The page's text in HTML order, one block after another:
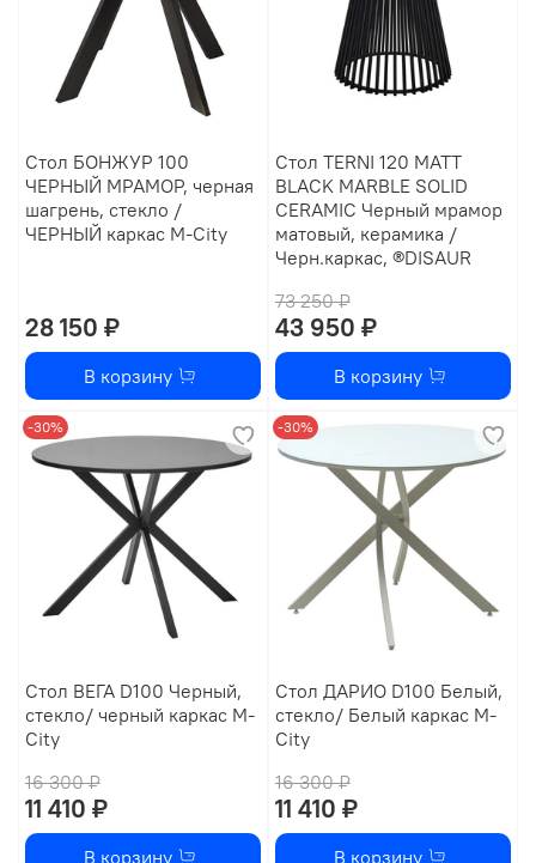
Стол БОНЖУР 100
ЧЕРНЫЙ МРАМОР, черная
шагрень, стекло /
ЧЕРНЫЙ каркас М-City
28 150 ₽
В корзину
Стол TERNI 120 MATT
BLACK MARBLE SOLID
CERAMIC Черный мрамор
матовый, керамика /
Черн.каркас, ®DISAUR
73 250 ₽
43 950 ₽
В корзину
-30%
Стол ВЕГА D100 Черный,
стекло/ черный каркас М-
City
16 300 ₽
11 410 ₽
В корзину
-30%
Стол ДАРИО D100 Белый,
стекло/ Белый каркас М-
City
16 300 ₽
11 410 ₽
В корзину